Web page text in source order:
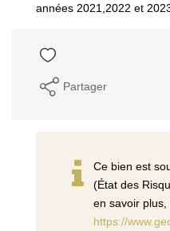
années 2021,2022 et
Partager
Ce bien est
(État des
en savoir
https://